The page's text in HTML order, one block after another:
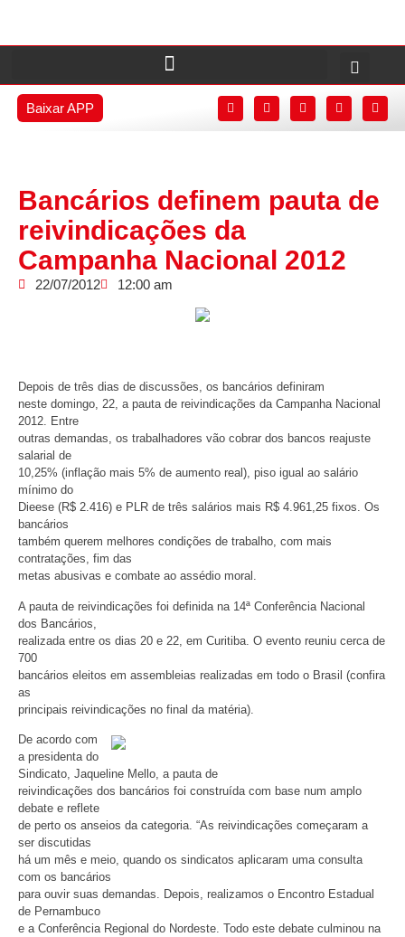
Baixar APP
Bancários definem pauta de
reivindicações da
Campanha Nacional 2012
22/07/2012 12:00 am
Depois de três dias de discussões, os bancários definiram
neste domingo, 22, a pauta de reivindicações da Campanha Nacional
2012. Entre
outras demandas, os trabalhadores vão cobrar dos bancos reajuste
salarial de
10,25% (inflação mais 5% de aumento real), piso igual ao salário
mínimo do
Dieese (R$ 2.416) e PLR de três salários mais R$ 4.961,25 fixos. Os
bancários
também querem melhores condições de trabalho, com mais
contratações, fim das
metas abusivas e combate ao assédio moral.
A pauta de reivindicações foi definida na 14ª Conferência Nacional
dos Bancários,
realizada entre os dias 20 e 22, em Curitiba. O evento reuniu cerca de
700
bancários eleitos em assembleias realizadas em todo o Brasil (confira
as
principais reivindicações no final da matéria).
De acordo com
a presidenta do
Sindicato, Jaqueline Mello, a pauta de
reivindicações dos bancários foi construída com base num amplo
debate e reflete
de perto os anseios da categoria. “As reivindicações começaram a
ser discutidas
há um mês e meio, quando os sindicatos aplicaram uma consulta
com os bancários
para ouvir suas demandas. Depois, realizamos o Encontro Estadual
de Pernambuco
e a Conferência Regional do Nordeste. Todo este debate culminou na